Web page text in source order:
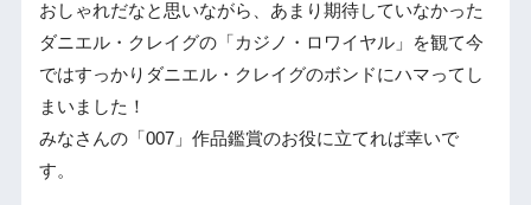
おしゃれだなと思いながら、あまり期待していなかった
ダニエル・クレイグの「カジノ・ロワイヤル」を観て今
ではすっかりダニエル・クレイグのボンドにハマってし
まいました！
みなさんの「007」作品鑑賞のお役に立てれば幸いで
す。